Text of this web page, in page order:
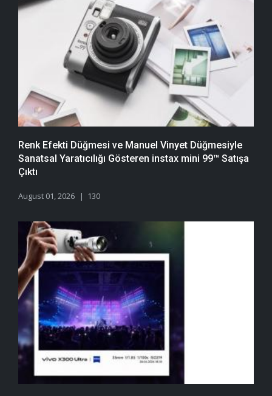
Renk Efekti Düğmesi ve Manuel Vinyet Düğmesiyle
Sanatsal Yaratıcılığı Gösteren instax mini 99™ Satışa
Çıktı
August 01, 2026 130